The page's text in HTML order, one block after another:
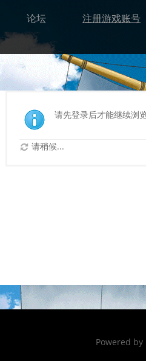
论坛 注册游戏账号
请先登录后才能继续浏
请稍候...
Powered by